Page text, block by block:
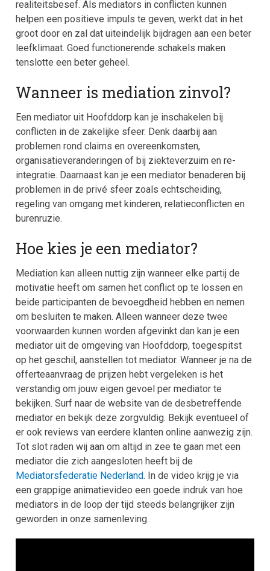
realiteitsbesef. Als mediators in conflicten kunnen
helpen een positieve impuls te geven, werkt dat in het
groot door en zal dat uiteindelijk bijdragen aan een beter
leefklimaat. Goed functionerende schakels maken
tenslotte een beter geheel.
Wanneer is mediation zinvol?
Een mediator uit Hoofddorp kan je inschakelen bij
conflicten in de zakelijke sfeer. Denk daarbij aan
problemen rond claims en overeenkomsten,
organisatieveranderingen of bij ziekteverzuim en re-
integratie. Daarnaast kan je een mediator benaderen bij
problemen in de privé sfeer zoals echtscheiding,
regeling van omgang met kinderen, relatieconflicten en
burenruzie.
Hoe kies je een mediator?
Mediation kan alleen nuttig zijn wanneer elke partij de
motivatie heeft om samen het conflict op te lossen en
beide participanten de bevoegdheid hebben en nemen
om besluiten te maken. Alleen wanneer deze twee
voorwaarden kunnen worden afgevinkt dan kan je een
mediator uit de omgeving van Hoofddorp, toegespitst
op het geschil, aanstellen tot mediator. Wanneer je na de
offerteaanvraag de prijzen hebt vergeleken is het
verstandig om jouw eigen gevoel per mediator te
bekijken. Surf naar de website van de desbetreffende
mediator en bekijk deze zorgvuldig. Bekijk eventueel of
er ook reviews van eerdere klanten online aanwezig zijn.
Tot slot raden wij aan om altijd in zee te gaan met een
mediator die zich aangesloten heeft bij de
Mediatorsfederatie Nederland. In de video krijg je via
een grappige animatievideo een goede indruk van hoe
mediators in de loop der tijd steeds belangrijker zijn
geworden in onze samenleving.